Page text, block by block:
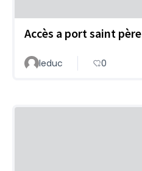
Accès a port saint père
leduc 0